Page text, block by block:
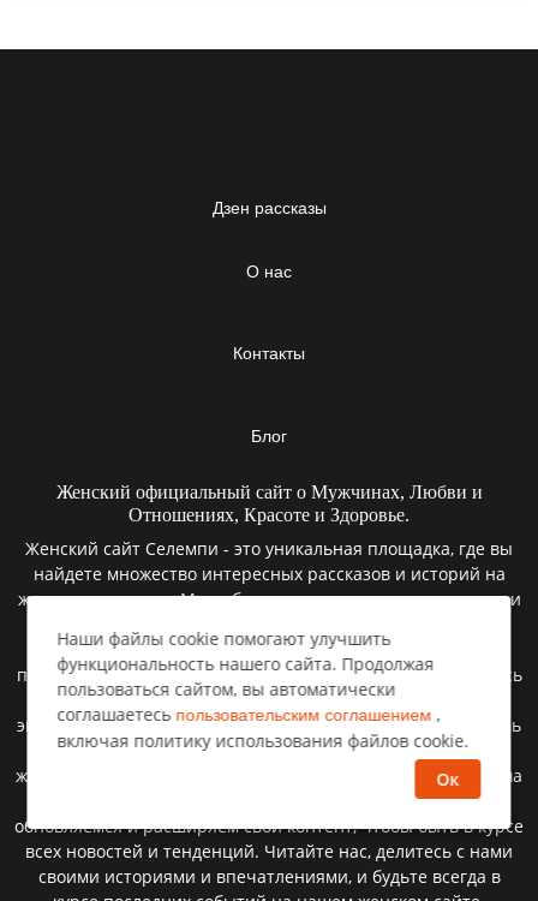
Дзен рассказы
О нас
Контакты
Блог
Женский официальный сайт о Мужчинах, Любви и
Отношениях, Красоте и Здоровье.
Женский сайт Селемпи - это уникальная площадка, где вы
найдете множество интересных рассказов и историй на
женскую тематику. Мы заботимся о наших читательницах и
темы, которые волнуют женщин: красота, здоровье,
психология, дети, семья, деньги, образ жизни и отдых. Здесь
вы найдете полезные советы и рекомендации от наших
экспертов и опытных авторов, которые помогут вам решить
множество жизненных вопросов. Мы верим, что каждая
женщина заслуживает быть счастливой и успешной, и наша
цель - помочь вам достичь этого. Мы постоянно
обновляемся и расширяем свой контент, чтобы быть в курсе
всех новостей и тенденций. Читайте нас, делитесь с нами
своими историями и впечатлениями, и будьте всегда в
Наши файлы cookie помогают улучшить
функциональность нашего сайта. Продолжая
пользоваться сайтом, вы автоматически
соглашаетесь пользовательским соглашением ,
включая политику использования файлов cookie.
Ок